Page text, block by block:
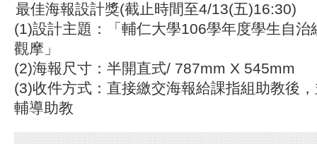
最佳海報設計獎(截止時間至4/13(五)16:30)
(1)設計主題：「輔仁大學106學年度學生自治
觀摩」
(2)海報尺寸：半開直式/ 787mm X 545mm
(3)收件方式：直接繳交海報給課指組助教後
輔導助教